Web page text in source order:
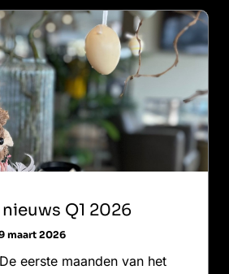
Q1 2026
maart 2026
eerste maanden van het